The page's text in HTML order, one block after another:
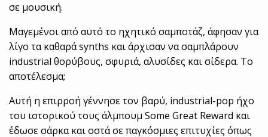
σε μουσική.
Μαγεμένοι από αυτό το ηχητικό σαμποτάζ, άφησαν για
λίγο τα καθαρά synths και άρχισαν να σαμπλάρουν
industrial θορύβους, σφυριά, αλυσίδες και σίδερα. Το
αποτέλεσμα;
Αυτή η επιρροή γέννησε τον βαρύ, industrial-pop ήχο
του ιστορικού τους άλμπουμ Some Great Reward και
έδωσε σάρκα και οστά σε παγκόσμιες επιτυχίες όπως